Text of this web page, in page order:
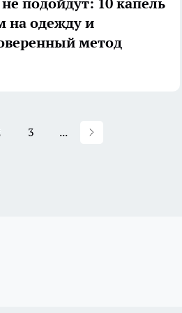
на одежду и
метод
3 ...